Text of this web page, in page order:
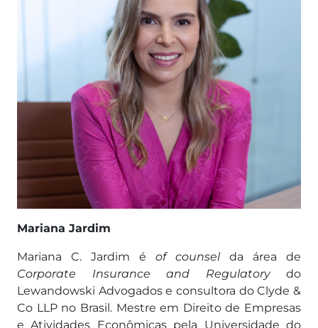
Mariana Jardim
Mariana C. Jardim é of counselda área de
Corporate Insurance and Regulatorydo
Lewandowski Advogados e consultora do Clyde &
Co LLP no Brasil. Mestre em Direito de Empresas
e Atividades Econômicas pela Universidade do